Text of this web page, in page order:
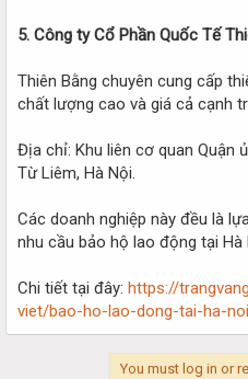
5. Công ty Cổ Phần Quốc Tế
Thiên Bằng chuyên cung cấp
chất lượng cao và giá cả cạnh
Địa chỉ: Khu liên cơ quan Quận
Từ Liêm, Hà Nội.
Các doanh nghiệp này đều là
nhu cầu bảo hộ lao động tại Hà
Chi tiết tại đây: https://
viet/bao-ho-lao-dong-tai-ha-noi
You must log in or